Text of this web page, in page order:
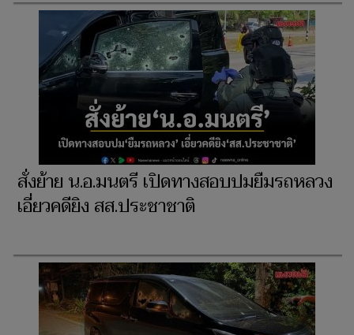
สั่งย้าย น.อ.มนตรี เปิดทางสอบปมยืมรถหลวง
เอี่ยวคดียิง สส.ประชาชาติ